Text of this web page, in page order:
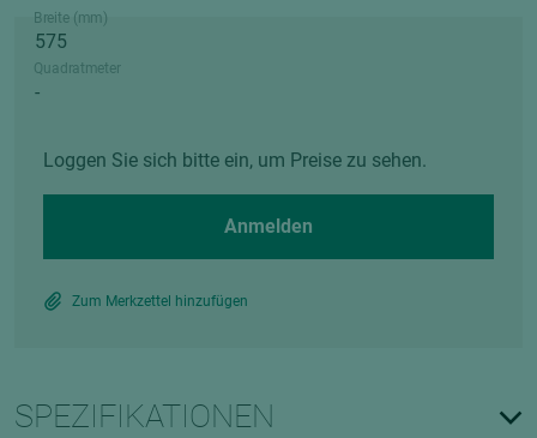
Breite (mm)
Quadratmeter
Loggen Sie sich bitte ein, um Preise zu sehen.
Anmelden
Zum Merkzettel hinzufügen
SPEZIFIKATIONEN